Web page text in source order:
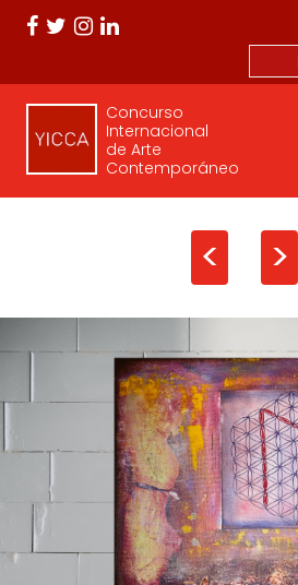
Concurso
Internacional
de Arte
Contemporáneo
< >